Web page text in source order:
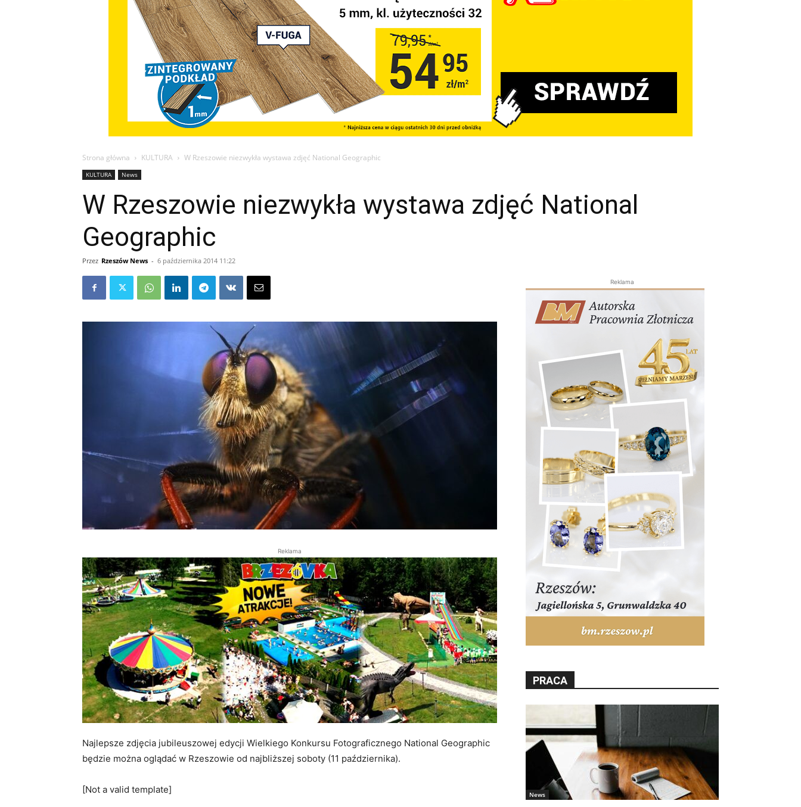
Strona główna KULTURA W Rzeszowie niezwykła wystawa zdjęć National Geographic
KULTURA News
W Rzeszowie niezwykła wystawa zdjęć National
Geographic
Przez Rzeszów News - 6 października 2014 11:22
Reklama
Najlepsze zdjęcia jubileuszowej edycji Wielkiego Konkursu Fotograficznego National Geographic
będzie można oglądać w Rzeszowie od najbliższej soboty (11 października).
[Not a valid template]
Reklama
PRACA
News